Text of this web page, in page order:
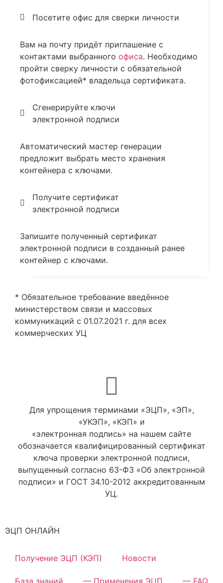
Посетите офис для сверки личности
Вам на почту придёт приглашение с
контактами выбранного офиса. Необходимо
пройти сверку личности с обязательной
фотофиксацией* владельца сертификата.
Сгенерируйте ключи
электронной подписи
Автоматический мастер генерации
предложит выбрать место хранения
контейнера с ключами.
Получите сертификат
электронной подписи
Запишите полученный сертификат
электронной подписи в созданный ранее
контейнер с ключами.
* Обязательное требование введённое
министерством связи и массовых
коммуникаций с 01.07.2021 г. для всех
коммерческих УЦ
Для упрощения терминами «ЭЦП», «ЭП»,
«УКЭП», «КЭП» и
«электронная подпись» на нашем сайте
обозначается квалифицированный сертификат
ключа проверки электронной подписи,
выпущенный согласно 63-ФЗ «Об электронной
подписи» и ГОСТ 34.10-2012 аккредитованным
УЦ.
ЭЦП ОНЛАЙН
Получение ЭЦП (КЭП) Новости
База знаний — Применения ЭЦП — FAQ